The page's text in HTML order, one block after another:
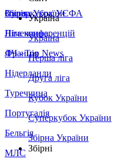
Збірна України
Італія
Німеччина
Франція
Нідерланди
Туреччина
Португалія
Бельгія
МЛС
Суперкубок УЄФА
Ліга конференцій
ЛЧ - Top News
Україна
Україна
Перша ліга
Друга ліга
Кубок України
Суперкубок України
Збірна України
Збірні